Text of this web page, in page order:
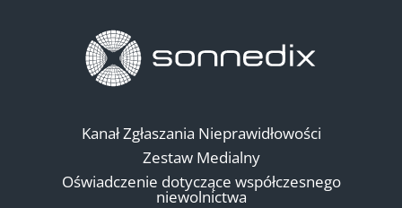
Kanał Zgłaszania Nieprawidłowości
Zestaw Medialny
Oświadczenie dotyczące współczesnego
niewolnictwa